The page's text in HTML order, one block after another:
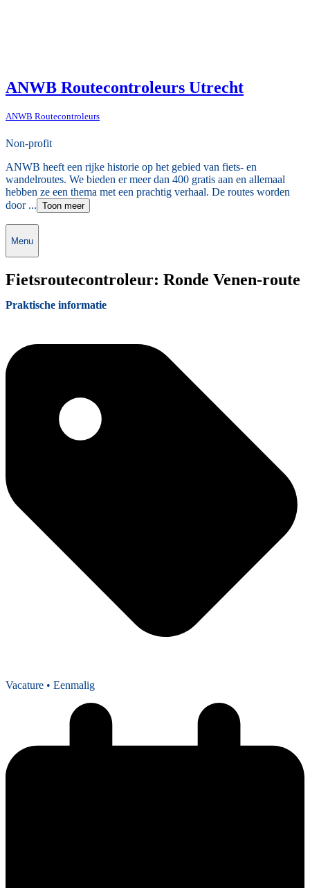
ANWB Routecontroleurs Utrecht
ANWB Routecontroleurs
Non-profit
ANWB heeft een rijke historie op het gebied van fiets- en
wandelroutes. We bieden er meer dan 400 gratis aan en allemaal
hebben ze een thema met een prachtig verhaal. De routes worden
door ... Toon meer
Menu
Fietsroutecontroleur: Ronde Venen-route
Praktische informatie
Vacature • Eenmalig